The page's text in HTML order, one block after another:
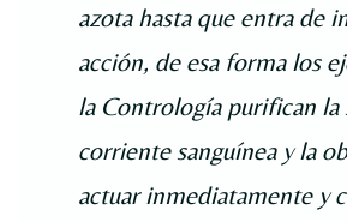
azota hasta que entra de
acción, de esa forma los
la Contrología purifican la
corriente sanguínea y la
actuar inmediatamente y